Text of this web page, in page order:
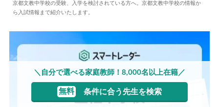
中学情報 2024.05.10
京都文教中学校の受験、入学を検討されている方へ。京都文教中学校の情報か
ら入試情報まで紹介いたします。
＼自分で選べる家庭教師！8,000名以上在籍／
無料 条件に合う先生を検索